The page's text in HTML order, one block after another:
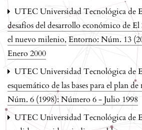
UTEC Universidad Tecnológica de
desafíos del desarrollo económico de El
el nuevo milenio, Entorno: Núm. 13
Enero 2000
UTEC Universidad Tecnológica de
esquemático de las bases para el plan
Núm. 6 (1998): Número 6 - Julio 1998
UTEC Universidad Tecnológica de